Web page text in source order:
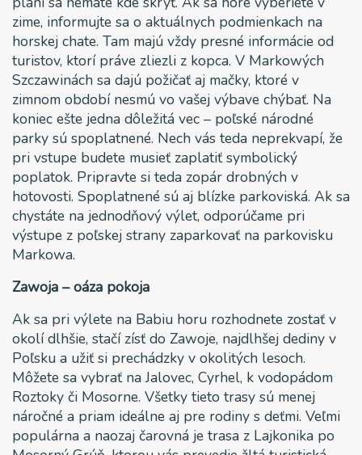
zime, informujte sa o aktuálnych podmienkach na
horskej chate. Tam majú vždy presné informácie od
turistov, ktorí práve zliezli z kopca. V Markowých
Szczawinách sa dajú požičať aj mačky, ktoré v
zimnom období nesmú vo vašej výbave chýbať. Na
koniec ešte jedna dôležitá vec – poľské národné
parky sú spoplatnené. Nech vás teda neprekvapí, že
pri vstupe budete musieť zaplatiť symbolický
poplatok. Pripravte si teda zopár drobných v
hotovosti. Spoplatnené sú aj blízke parkoviská. Ak sa
chystáte na jednodňový výlet, odporúčame pri
výstupe z poľskej strany zaparkovať na parkovisku
Markowa.
Zawoja – oáza pokoja
Ak sa pri výlete na Babiu horu rozhodnete zostať v
okolí dlhšie, stačí zísť do Zawoje, najdlhšej dediny v
Poľsku a užiť si prechádzky v okolitých lesoch.
Môžete sa vybrať na Jalovec, Cyrhel, k vodopádom
Roztoky či Mosorne. Všetky tieto trasy sú menej
náročné a priam ideálne aj pre rodiny s deťmi. Veľmi
populárna a naozaj čarovná je trasa z Lajkonika po